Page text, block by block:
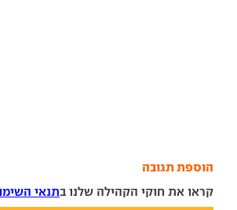
הוספת תגובה
קראו את חוקי הקהילה שלנו בתנאי